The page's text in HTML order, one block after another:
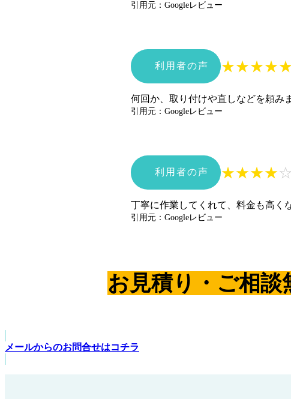
引用元：Googleレビュー
利用者の声 ★★★★
何回か、取り付けや直しなどを頼み
引用元：Googleレビュー
利用者の声 ★★★★☆
丁寧に作業してくれて、料金も高く
引用元：Googleレビュー
お見積り・ご相談
メールからのお問合せはコチラ